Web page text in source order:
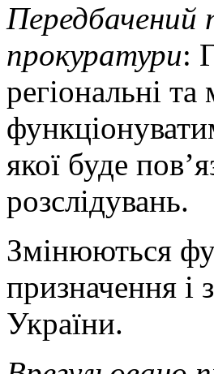
Передбачений
прокуратури:
регіональні
якої буде
розслідувань.
Змінюються
призначення і
України.